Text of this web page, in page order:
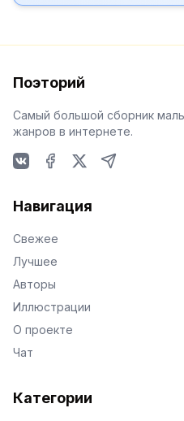
Поэторий
Самый большой сборник
жанров в интернете.
Навигация
Свежее
Лучшее
Авторы
Иллюстрации
О проекте
Чат
Категории